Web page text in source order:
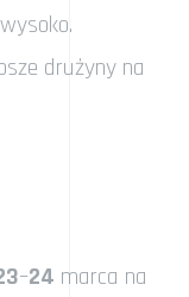
drużyny na
–24 marca na